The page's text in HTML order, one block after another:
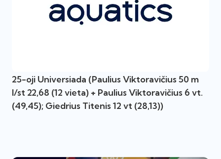
25-oji Universiada (Paulius Viktoravičius 50 m
l/st 22,68 (12 vieta) + Paulius Viktoravičius 6 vt.
(49,45); Giedrius Titenis 12 vt (28,13))